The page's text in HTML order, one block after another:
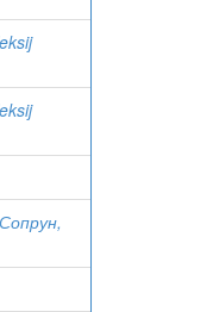
Сопрун,